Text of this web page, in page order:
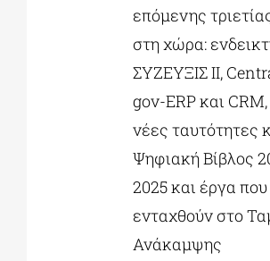
επόμενης
στη χώρα:
ΣΥΖΕΥΞΙΣ ΙΙ,
gov-ERP και CRM,
νέες ταυτότητες
Ψηφιακή Βίβλος
2025 και έργα
ενταχθούν στο
Ανάκαμψης